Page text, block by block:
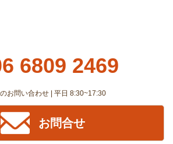
06 6809 2469